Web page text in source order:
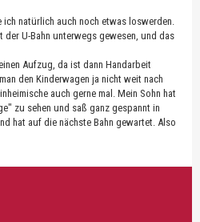
ich natürlich auch noch etwas loswerden.
U-Bahn unterwegs gewesen, und das
Aufzug, da ist dann Handarbeit
den Kinderwagen ja nicht weit nach
auch gerne mal. Mein Sohn hat
zu sehen und saß ganz gespannt in
hat auf die nächste Bahn gewartet. Also